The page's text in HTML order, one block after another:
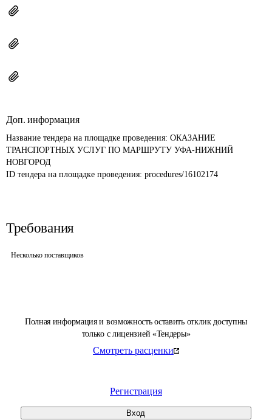
Полная информация и возможность оставить отклик доступны
только с лицензией «Тендеры»
Смотреть расценки
Регистрация
Вход
Доп. информация
Название тендера на площадке проведения: ОКАЗАНИЕ
ТРАНСПОРТНЫХ УСЛУГ ПО МАРШРУТУ УФА-НИЖНИЙ
НОВГОРОД
ID тендера на площадке проведения: procedures/16102174
Требования
Несколько поставщиков